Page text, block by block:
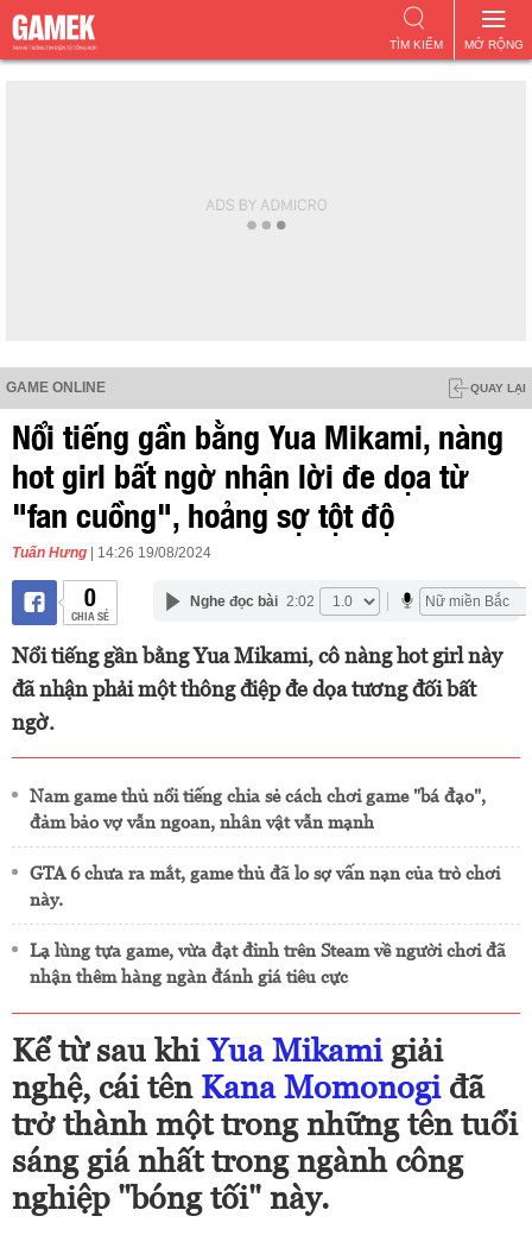
MỞ RỘNG
TÌM KIẾM
GAME ONLINE QUAY LẠI
Nổi tiếng gần bằng Yua Mikami, nàng
hot girl bất ngờ nhận lời đe dọa từ
"fan cuồng", hoảng sợ tột độ
Tuấn Hưng | 14:26 19/08/2024
0
CHIA SẺ
Nghe đọc bài 2:02
Nổi tiếng gần bằng Yua Mikami, cô nàng hot girl này
đã nhận phải một thông điệp đe dọa tương đối bất
ngờ.
Nam game thủ nổi tiếng chia sẻ cách chơi game "bá đạo",
đảm bảo vợ vẫn ngoan, nhân vật vẫn mạnh
GTA 6 chưa ra mắt, game thủ đã lo sợ vấn nạn của trò chơi
này.
Lạ lùng tựa game, vừa đạt đỉnh trên Steam về người chơi đã
nhận thêm hàng ngàn đánh giá tiêu cực
Kể từ sau khiYua Mikamigiải
nghệ, cái tên Kana Momonogiđã
trở thành một trong những tên tuổi
sáng giá nhất trong ngành công
nghiệp "bóng tối" này.